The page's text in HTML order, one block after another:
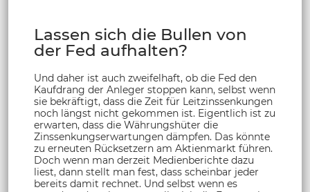
Lassen sich die Bullen von
der Fed aufhalten?
Und daher ist auch zweifelhaft, ob die Fed den
Kaufdrang der Anleger stoppen kann, selbst wenn
sie bekräftigt, dass die Zeit für Leitzinssenkungen
noch längst nicht gekommen ist. Eigentlich ist zu
erwarten, dass die Währungshüter die
Zinssenkungserwartungen dämpfen. Das könnte
zu erneuten Rücksetzern am Aktienmarkt führen.
Doch wenn man derzeit Medienberichte dazu
liest, dann stellt man fest, dass scheinbar jeder
bereits damit rechnet. Und selbst wenn es